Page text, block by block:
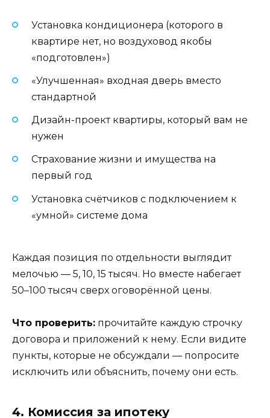
Установка кондиционера (которого в
квартире нет, но воздуховод якобы
«подготовлен»)
«Улучшенная» входная дверь вместо
стандартной
Дизайн-проект квартиры, который вам не
нужен
Страхование жизни и имущества на
первый год
Установка счётчиков с подключением к
«умной» системе дома
Каждая позиция по отдельности выглядит
мелочью — 5, 10, 15 тысяч. Но вместе набегает
50–100 тысяч сверх оговорённой цены.
Что проверить: прочитайте каждую строчку
договора и приложений к нему. Если видите
пункты, которые не обсуждали — попросите
исключить или объяснить, почему они есть.
4. Комиссия за ипотеку